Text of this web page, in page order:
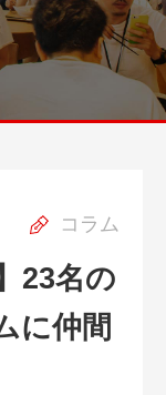
コラム
23名の
に仲間